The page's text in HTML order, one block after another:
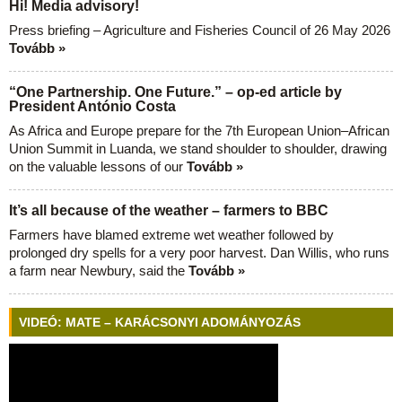
Hi! Media advisory!
Press briefing – Agriculture and Fisheries Council of 26 May 2026
Tovább »
“One Partnership. One Future.” – op-ed article by
President António Costa
As Africa and Europe prepare for the 7th European Union–African
Union Summit in Luanda, we stand shoulder to shoulder, drawing
on the valuable lessons of our Tovább »
It’s all because of the weather – farmers to BBC
Farmers have blamed extreme wet weather followed by
prolonged dry spells for a very poor harvest. Dan Willis, who runs
a farm near Newbury, said the Tovább »
VIDEÓ: MATE – KARÁCSONYI ADOMÁNYOZÁS